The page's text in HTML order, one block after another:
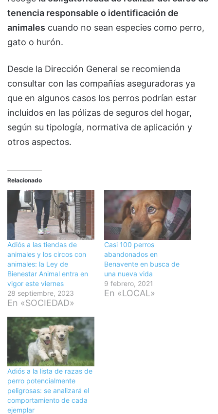
tenencia responsable o identificación de
animales cuando no sean especies como perro,
gato o hurón.
Desde la Dirección General se recomienda
consultar con las compañías aseguradoras ya
que en algunos casos los perros podrían estar
incluidos en las pólizas de seguros del hogar,
según su tipología, normativa de aplicación y
otros aspectos.
Relacionado
Adiós a las tiendas de
animales y los circos con
animales: la Ley de
Bienestar Animal entra en
vigor este viernes
28 septiembre, 2023
En «SOCIEDAD»
Casi 100 perros
abandonados en
Benavente en busca de
una nueva vida
9 febrero, 2021
En «LOCAL»
Adiós a la lista de razas de
perro potencialmente
peligrosas: se analizará el
comportamiento de cada
ejemplar